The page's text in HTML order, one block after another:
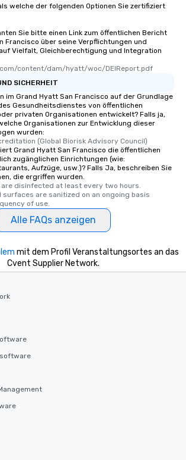
welche der folgenden Optionen Sie zertifiziert
Sie bitte einen Link zum öffentlichen Bericht
Francisco über seine Verpflichtungen und
Vielfalt, Gleichberechtigung und Integration
content/dam/hyatt/woc/DEIReport.pdf
SICHERHEIT
im Grand Hyatt San Francisco auf der Grundlage
Gesundheitsdienstes von öffentlichen
privaten Organisationen entwickelt? Falls ja,
Organisationen zur Entwicklung dieser
wurden:
(Global Biorisk Advisory Council)
Grand Hyatt San Francisco die öffentlichen
zugänglichen Einrichtungen (wie:
Aufzüge, usw.)? Falls Ja, beschreiben Sie
die ergriffen wurden.
are disinfected at least every two hours.
are sanitized on an ongoing basis
of use.
Alle FAQs anzeigen
mit dem Profil Veranstaltungsortes an das
Cvent Supplier Network.